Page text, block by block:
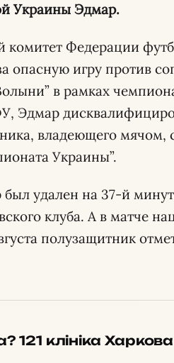
Украины Эдмар.
Федерации
опасную игру против
в рамках
Эдмар
владеющего мячом,
Украины”.
удален на 37-й
клуба. А в матче
полузащитник
121 клініка